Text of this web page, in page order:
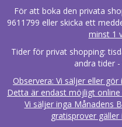
För att boka den privata
9611799 eller skicka ett
minst 1
Tider för privat shopping:
andra tider
Observera: Vi säljer eller
Detta är endast möjligt
Vi säljer inga Månadens
gratisprover